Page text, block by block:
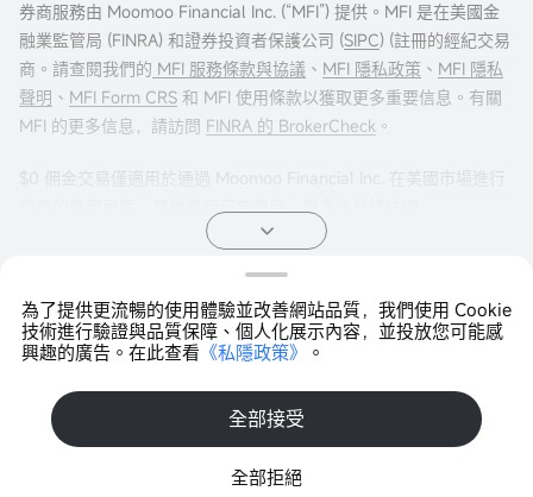
為了提供更流暢的使用體驗並改善網站品質，我們使用 Cookie
技術進行驗證與品質保障、個人化展示內容，並投放您可能感
興趣的廣告。在此查看 《私隱政策》 。
全部接受
全部拒絕
券商服務由 Moomoo Financial Inc. (“MFI”) 提供。MFI 是在美國金
融業監管局 (FINRA) 和證券投資者保護公司 (SIPC) (註冊的經紀交易
商。請查閱我們的 MFI 服務條款與協議 、 MFI 隱私政策 、 MFI 隱私
聲明 、 MFI Form CRS 和 MFI 使用條款以獲取更多重要信息。有關
MFI 的更多信息，請訪問 FINRA 的 BrokerCheck 。
$0 佣金交易僅適用於通過 Moomoo Financial Inc. 在美國市場進行
交易的美國居民。其他費用可能適用。更多信息請訪問
。
權交易策略之前，閱讀《標準化期權的特徵與風險》非常重要。期
權交易通常很複雜，並可能在相對較短的時間內導致損失全部投
始投資金額。任何聲明的證明文件（如適用）將應要求提供。
投資產品不受聯邦存款保險公司 (FDIC) 保險，不是銀行存款，並可
Copyright © 2026 Moomoo Technologies Inc. 版權所有